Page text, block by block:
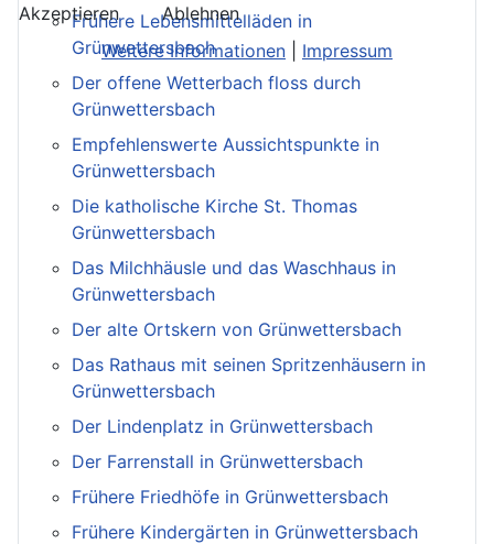
Frühere Lebensmittelläden in
Grünwettersbach
Der offene Wetterbach floss durch
Grünwettersbach
Empfehlenswerte Aussichtspunkte in
Grünwettersbach
Die katholische Kirche St. Thomas
Grünwettersbach
Das Milchhäusle und das Waschhaus in
Grünwettersbach
Der alte Ortskern von Grünwettersbach
Das Rathaus mit seinen Spritzenhäusern in
Grünwettersbach
Der Lindenplatz in Grünwettersbach
Der Farrenstall in Grünwettersbach
Frühere Friedhöfe in Grünwettersbach
Frühere Kindergärten in Grünwettersbach
Akzeptieren
Ablehnen
Weitere Informationen
Impressum